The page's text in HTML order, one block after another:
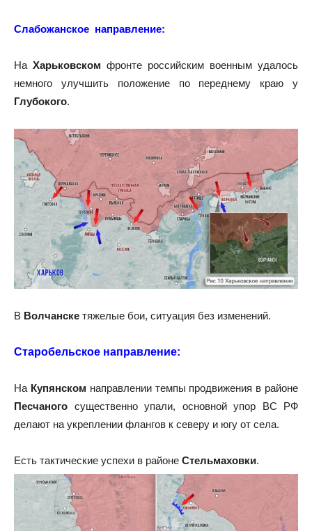
Слабожанское направление:
На Харьковском фронте российским военным удалось
немного улучшить положение по переднему краю у
Глубокого.
В Волчанске тяжелые бои, ситуация без изменений.
Старобельское направление:
На Купянском направлении темпы продвижения в районе
Песчаного существенно упали, основной упор ВС РФ
делают на укреплении флангов к северу и югу от села.
Есть тактические успехи в районе Стельмаховки.